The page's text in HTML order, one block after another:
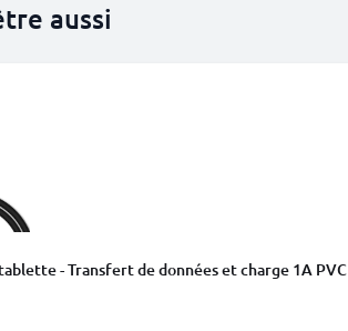
aussi
- Transfert de données et charge 1A PVC